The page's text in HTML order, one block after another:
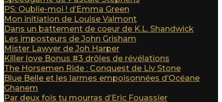
PS: Oublie-moi ! d’Emma Green
Mon initiation de Louise Valmont
Dans un battement de coeur de K.L. Shandwick
Les imposteurs de John Grisham
Mister Lawyer de Joh Harper
Killer love Bonus #3 drôles de révélations
The Horsemen Ride : Conquest de Liv Stone
Blue Belle et les larmes empoisonnées d’Océane
Ghanem
Par deux fois tu mourras d’Eric Fouassier